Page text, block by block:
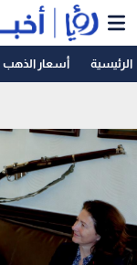
الرئيسية أسعار الذهب